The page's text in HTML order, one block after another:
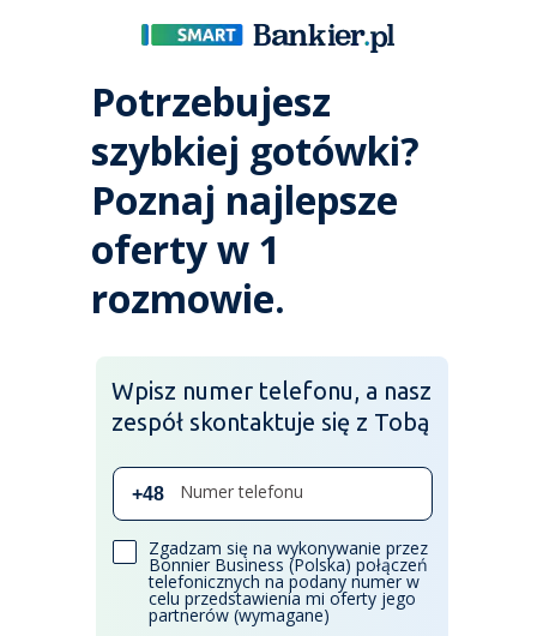
Potrzebujesz
szybkiej gotówki?
Poznaj najlepsze
oferty w 1
rozmowie.
Wpisz numer telefonu, a nasz
zespół skontaktuje się z Tobą
Numer telefonu
Zgadzam się na wykonywanie przez
Bonnier Business (Polska) połączeń
telefonicznych na podany numer w
celu przedstawienia mi oferty jego
partnerów (wymagane)